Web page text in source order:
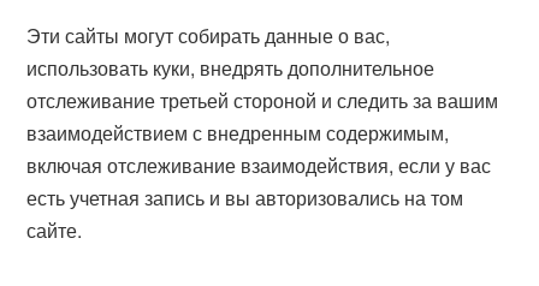
Эти сайты могут собирать данные о вас,
использовать куки, внедрять дополнительное
отслеживание третьей стороной и следить за вашим
взаимодействием с внедренным содержимым,
включая отслеживание взаимодействия, если у вас
есть учетная запись и вы авторизовались на том
сайте.